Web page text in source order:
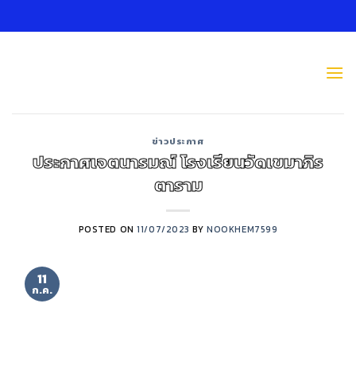
to
ข่าวประกาศ
ประกาศเจตนารมณ์ โรงเรียนวัดเขมาภิร
ตาราม
POSTED ON11/07/2023 BYNOOKHEM7599
11
ก.ค.